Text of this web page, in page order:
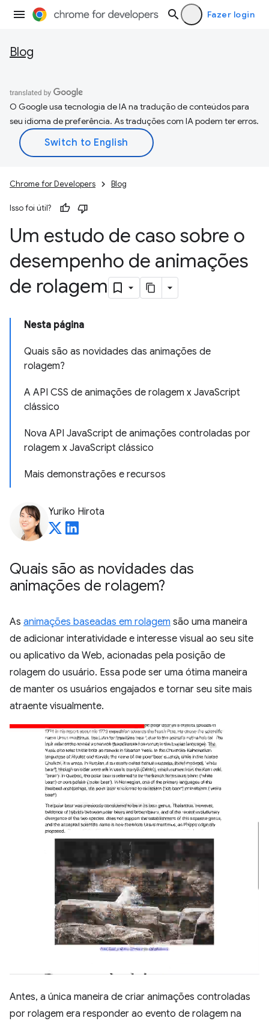
Fazer login
Blog
O Google usa tecnologia de IA na tradução de conteúdos para
seu idioma de preferência. As traduções com IA podem ter erros.
Chrome for Developers Blog
Isso foi útil?
Um estudo de caso sobre o
desempenho de animações
de rolagem
Nesta página
Quais são as novidades das animações de
rolagem?
A API CSS de animações de rolagem x JavaScript
clássico
Nova API JavaScript de animações controladas por
rolagem x JavaScript clássico
Mais demonstrações e recursos
Yuriko Hirota
Quais são as novidades das
animações de rolagem?
As animações baseadas em rolagem são uma maneira
de adicionar interatividade e interesse visual ao seu site
ou aplicativo da Web, acionadas pela posição de
rolagem do usuário. Essa pode ser uma ótima maneira
de manter os usuários engajados e tornar seu site mais
atraente visualmente.
Antes, a única maneira de criar animações controladas
por rolagem era responder ao evento de rolagem na